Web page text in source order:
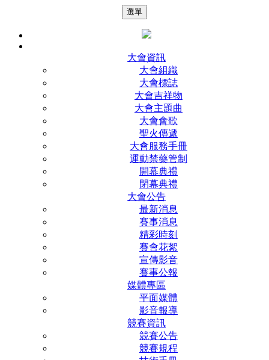
選單
大會資訊
大會組織
大會標誌
大會吉祥物
大會主題曲
大會會歌
聖火傳遞
大會服務手冊
運動禁藥管制
開幕典禮
閉幕典禮
大會公告
最新消息
賽事消息
精彩時刻
賽會花絮
宣傳影音
賽事公報
媒體專區
平面媒體
影音報導
競賽資訊
競賽公告
競賽規程